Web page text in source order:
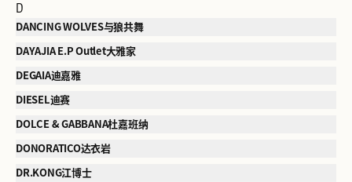
D
DANCING WOLVES与狼共舞
DAYAJIA E.P Outlet大雅家
DEGAIA迪嘉雅
DIESEL迪赛
DOLCE & GABBANA杜嘉班纳
DONORATICO达衣岩
DR.KONG江博士